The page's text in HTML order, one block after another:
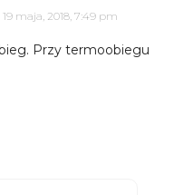
19 maja, 2018, 7:49 pm
Przy termoobiegu